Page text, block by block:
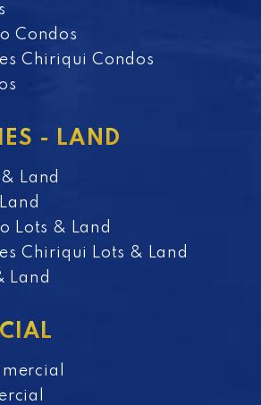
Condos
Chiriqui Condos
- LAND
Land
Lots & Land
Chiriqui Lots & Land
Land